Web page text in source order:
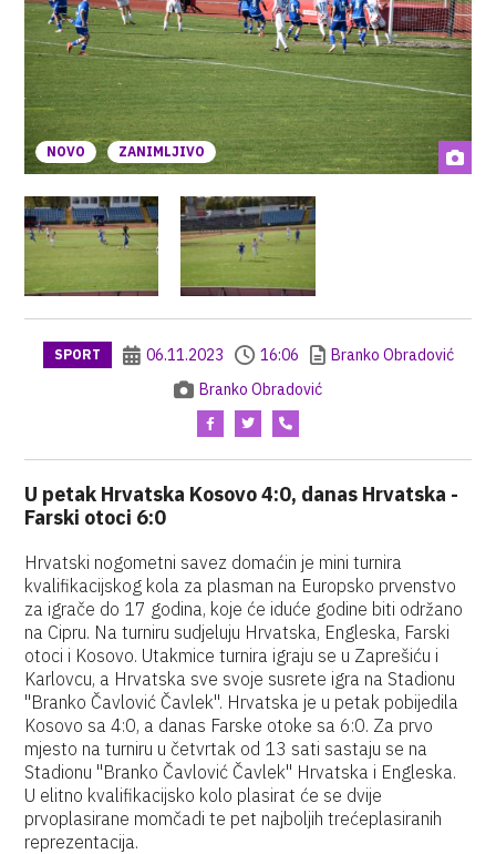
NOVO ZANIMLJIVO
SPORT 06.11.2023 16:06
Branko Obradović
Branko Obradović
U petak Hrvatska Kosovo 4:0, danas Hrvatska -
Farski otoci 6:0
Hrvatski nogometni savez domaćin je mini turnira
kvalifikacijskog kola za plasman na Europsko prvenstvo
za igrače do 17 godina, koje će iduće godine biti održano
na Cipru. Na turniru sudjeluju Hrvatska, Engleska, Farski
otoci i Kosovo. Utakmice turnira igraju se u Zaprešiću i
Karlovcu, a Hrvatska sve svoje susrete igra na Stadionu
"Branko Čavlović Čavlek". Hrvatska je u petak pobijedila
Kosovo sa 4:0, a danas Farske otoke sa 6:0. Za prvo
mjesto na turniru u četvrtak od 13 sati sastaju se na
Stadionu "Branko Čavlović Čavlek" Hrvatska i Engleska.
U elitno kvalifikacijsko kolo plasirat će se dvije
prvoplasirane momčadi te pet najboljih trećeplasiranih
reprezentacija.